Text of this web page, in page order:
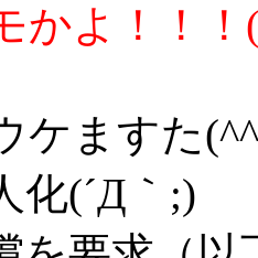
かよ！！
ケますた
化(´Д｀;)